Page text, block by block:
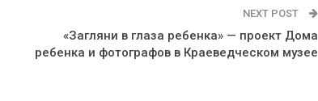
NEXT POST
«Загляни в глаза ребенка» — проект Дома
ребенка и фотографов в Краеведческом музее